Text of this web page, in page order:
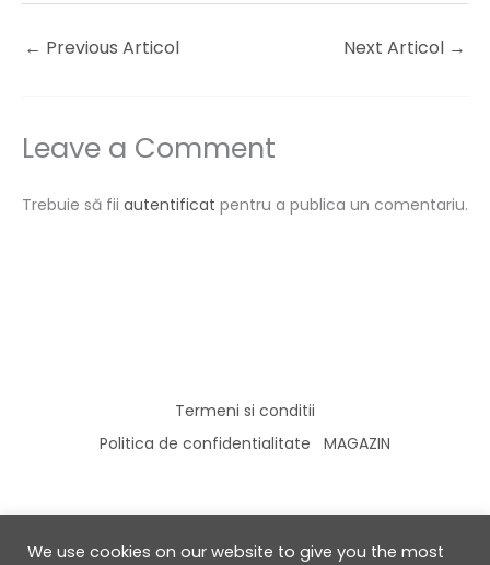
← Previous Articol Next Articol →
Leave a Comment
Trebuie să fii autentificat pentru a publica un comentariu.
Termeni si conditii
Politica de confidentialitate
MAGAZIN
We use cookies on our website to give you the most